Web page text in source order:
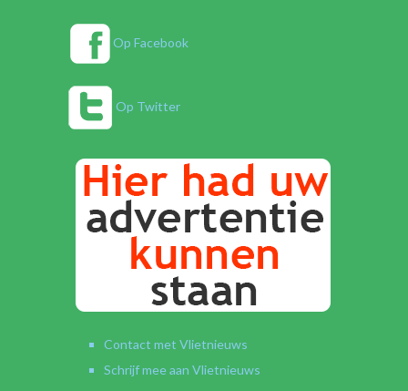
Op Facebook
Op Twitter
Contact met Vlietnieuws
Schrijf mee aan Vlietnieuws